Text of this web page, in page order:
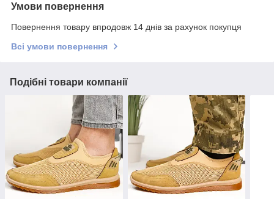
Умови повернення
Повернення товару впродовж 14 днів за рахунок покупця
Всі умови повернення
Подібні товари компанії